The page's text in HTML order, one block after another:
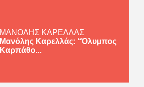
ΜΑΝΟΛΗΣ ΚΑΡΕΛΛΑΣ
Μανόλης Καρελλάς: “Όλυμπος
Καρπάθο...